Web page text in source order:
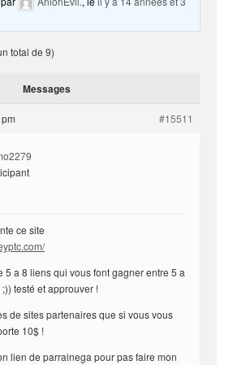
total de 9)
Messages
#15511
ce site
5 a 8 liens qui vous font gagner entre 5 a
testé et approuver !
de sites partenaires que si vous vous
10$ !
lien de parrainega pour pas faire mon